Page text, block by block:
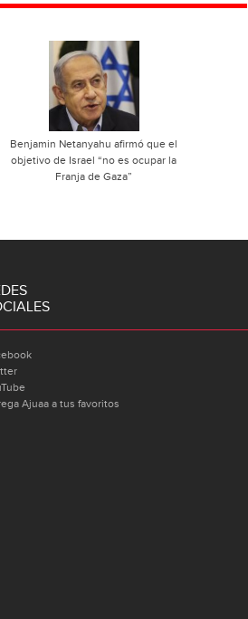
Benjamin Netanyahu afirmó que el
objetivo de Israel “no es ocupar la
Franja de Gaza”
Ajuaa a tus favoritos